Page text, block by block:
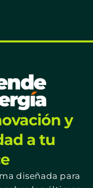
y
a tu
diseñada para